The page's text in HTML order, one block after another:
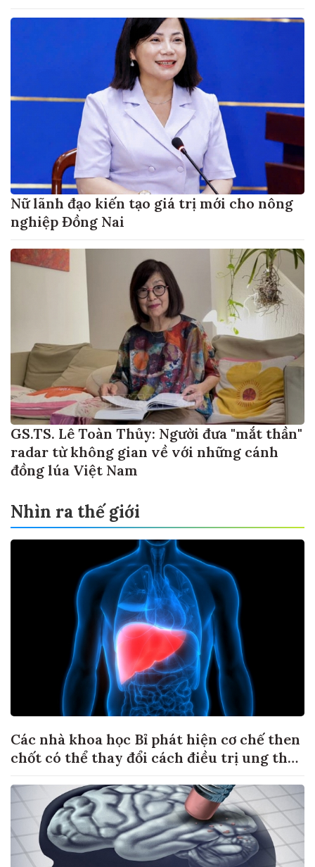
Nữ lãnh đạo kiến tạo giá trị mới cho nông
nghiệp Đồng Nai
GS.TS. Lê Toàn Thủy: Người đưa "mắt thần"
radar từ không gian về với những cánh
đồng lúa Việt Nam
Nhìn ra thế giới
Các nhà khoa học Bỉ phát hiện cơ chế then
chốt có thể thay đổi cách điều trị ung thư